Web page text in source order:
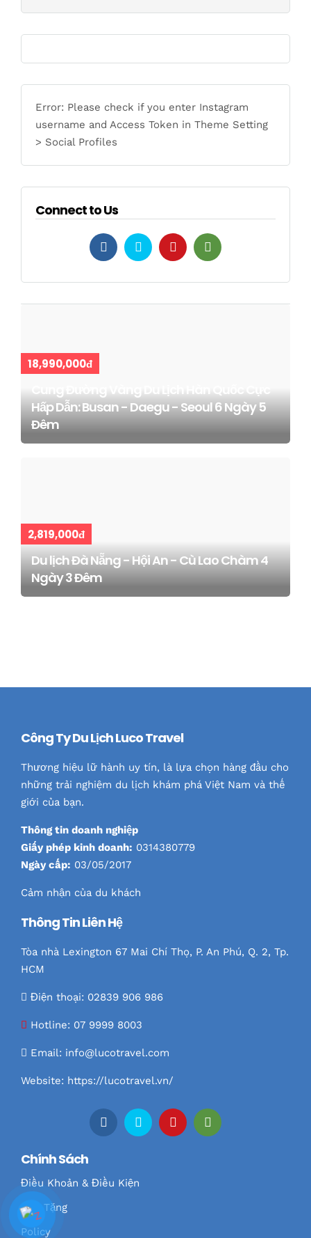
Error: Please check if you enter Instagram
username and Access Token in Theme Setting
> Social Profiles
Connect to Us
18,990,000đ
Cung Đường Vàng Du Lịch Hàn Quốc Cực
Hấp Dẫn: Busan - Daegu - Seoul 6 Ngày 5
Đêm
2,819,000đ
Du lịch Đà Nẵng - Hội An - Cù Lao Chàm 4
Ngày 3 Đêm
Công Ty Du Lịch Luco Travel
Thương hiệu lữ hành uy tín, là lựa chọn hàng đầu cho
những trải nghiệm du lịch khám phá Việt Nam và thế
giới của bạn.
Thông tin doanh nghiệp
Giấy phép kinh doanh: 0314380779
Ngày cấp: 03/05/2017
Cảm nhận của du khách
Thông Tin Liên Hệ
Tòa nhà Lexington 67 Mai Chí Thọ, P. An Phú, Q. 2, Tp.
HCM
Điện thoại: 02839 906 986
Hotline: 07 9999 8003
Email: info@lucotravel.com
Website: https://lucotravel.vn/
Chính Sách
Điều Khoản & Điều Kiện
Quà Tặng
Policy